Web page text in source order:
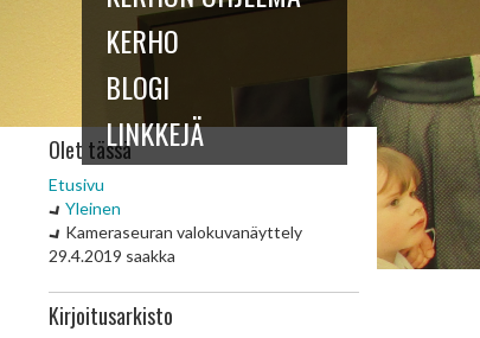
KERHO
BLOGI
LINKKEJÄ
Olet tässä
Etusivu
Yleinen
Kameraseuran valokuvanäyttely
29.4.2019 saakka
Kirjoitusarkisto